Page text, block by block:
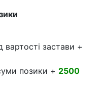
вартості застави +
позики + 2500